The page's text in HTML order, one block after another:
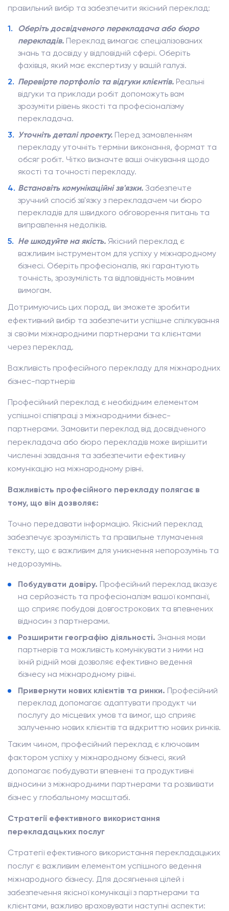
правильний вибір та забезпечити якісний переклад:
Оберіть досвідченого перекладача або бюро
перекладів. Переклад вимагає спеціалізованих
знань та досвіду у відповідній сфері. Оберіть
фахівця, який має експертизу у вашій галузі.
Перевірте портфоліо та відгуки клієнтів. Реальні
відгуки та приклади робіт допоможуть вам
зрозуміти рівень якості та професіоналізму
перекладача.
Уточніть деталі проекту. Перед замовленням
перекладу уточніть терміни виконання, формат та
обсяг робіт. Чітко визначте ваші очікування щодо
якості та точності перекладу.
Встановіть комунікаційні зв'язки. Забезпечте
зручний спосіб зв'язку з перекладачем чи бюро
перекладів для швидкого обговорення питань та
виправлення недоліків.
Не шкодуйте на якість. Якісний переклад є
важливим інструментом для успіху у міжнародному
бізнесі. Оберіть професіоналів, які гарантують
точність, зрозумілість та відповідність мовним
вимогам.
Дотримуючись цих порад, ви зможете зробити
ефективний вибір та забезпечити успішне спілкування
зі своїми міжнародними партнерами та клієнтами
через переклад.
Важливість професійного перекладу для міжнародних
бізнес-партнерів
Професійний переклад є необхідним елементом
успішної співпраці з міжнародними бізнес-
партнерами. Замовити переклад від досвідченого
перекладача або бюро перекладів може вирішити
численні завдання та забезпечити ефективну
комунікацію на міжнародному рівні.
Важливість професійного перекладу полягає в
тому, що він дозволяє:
Точно передавати інформацію. Якісний переклад
забезпечує зрозумілість та правильне тлумачення
тексту, що є важливим для уникнення непорозумінь та
недорозумінь.
Побудувати довіру. Професійний переклад вказує
на серйозність та професіоналізм вашої компанії,
що сприяє побудові довгострокових та впевнених
відносин з партнерами.
Розширити географію діяльності. Знання мови
партнерів та можливість комунікувати з ними на
їхній рідній мові дозволяє ефективно ведення
бізнесу на міжнародному рівні.
Привернути нових клієнтів та ринки. Професійний
переклад допомагає адаптувати продукт чи
послугу до місцевих умов та вимог, що сприяє
залученню нових клієнтів та відкриттю нових ринків.
Таким чином, професійний переклад є ключовим
фактором успіху у міжнародному бізнесі, який
допомагає побудувати впевнені та продуктивні
відносини з міжнародними партнерами та розвивати
бізнес у глобальному масштабі.
Стратегії ефективного використання
перекладацьких послуг
Стратегії ефективного використання перекладацьких
послуг є важливим елементом успішного ведення
міжнародного бізнесу. Для досягнення цілей і
забезпечення якісної комунікації з партнерами та
клієнтами, важливо враховувати наступні аспекти: